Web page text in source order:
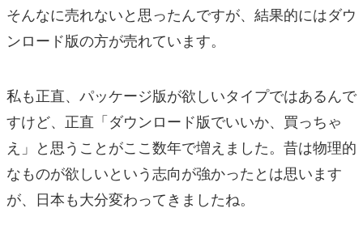
そんなに売れないと思ったんですが、結果的にはダウ
ンロード版の方が売れています。
私も正直、パッケージ版が欲しいタイプではあるんで
すけど、正直「ダウンロード版でいいか、買っちゃ
え」と思うことがここ数年で増えました。昔は物理的
なものが欲しいという志向が強かったとは思います
が、日本も大分変わってきましたね。